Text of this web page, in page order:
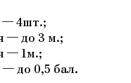
— 4шт.;
— до 3 м.;
— 1м.;
до 0,5 бал.